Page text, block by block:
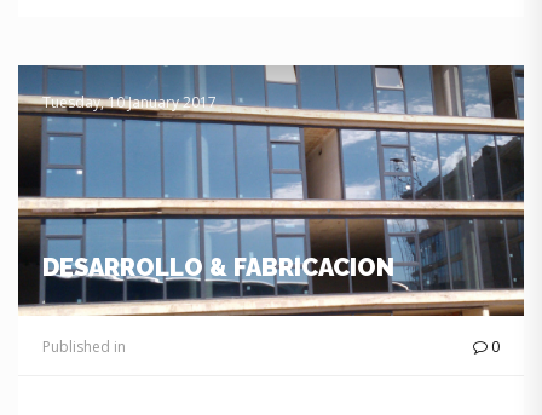
DESARROLLO & FABRICACION
Tuesday, 10 January 2017
Published in 0